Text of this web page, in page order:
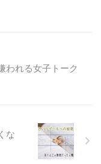
われる女子トーク
な